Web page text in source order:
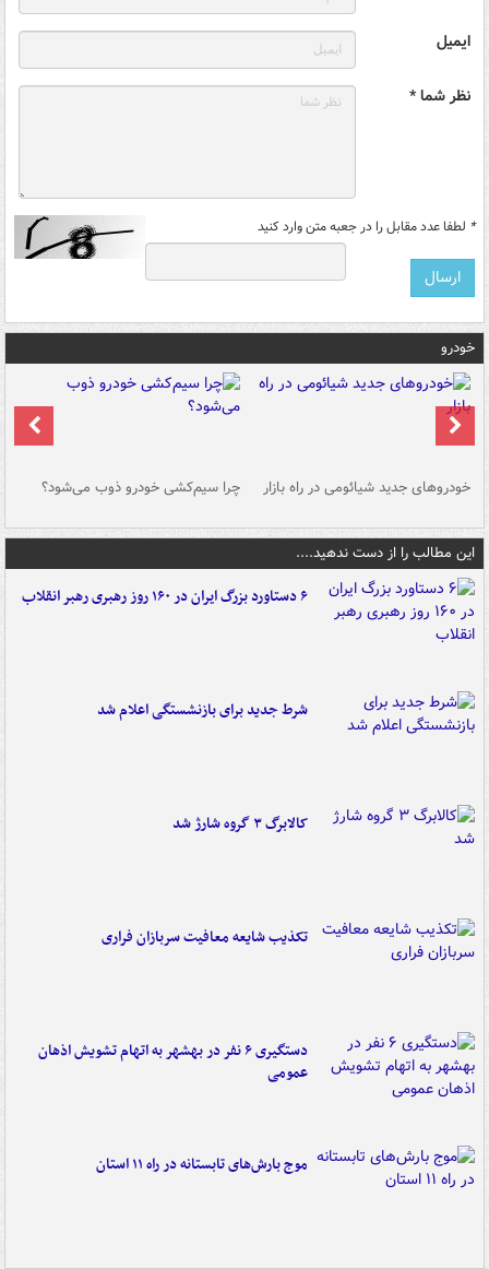
ایمیل
نظر شما *
* لطفا عدد مقابل را در جعبه متن وارد کنید
خودرو
خودروهای جدید شیائومی در راه بازار چرا سیم‌کشی خودرو ذوب می‌شود؟
این مطالب را از دست ندهید....
۶ دستاورد بزرگ ایران در ۱۶۰ روز رهبری رهبر انقلاب
شرط جدید برای بازنشستگی اعلام شد
کالابرگ ۳ گروه شارژ شد
تکذیب شایعه معافیت سربازان فراری
دستگیری ۶ نفر در بهشهر به اتهام تشویش اذهان
عمومی
موج بارش‌های تابستانه در راه ۱۱ استان